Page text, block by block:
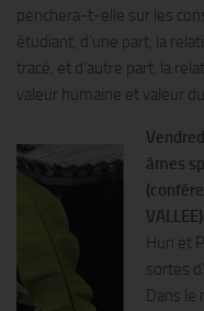
penchera-t-elle sur les
étudiant, d’une part, la
tracé, et d’autre part, la
valeur humaine et valeur
âmes
VALLEE)
Hun et
sortes
Dans le